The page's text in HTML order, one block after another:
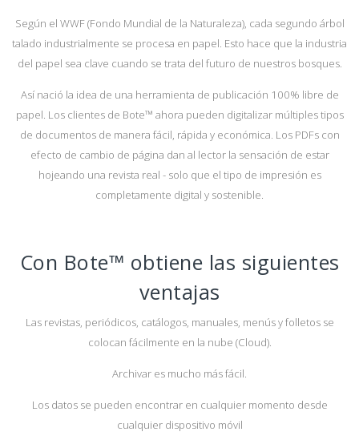
Según el WWF (Fondo Mundial de la Naturaleza), cada segundo árbol
talado industrialmente se procesa en papel. Esto hace que la industria
del papel sea clave cuando se trata del futuro de nuestros bosques.
Así nació la idea de una herramienta de publicación 100% libre de
papel. Los clientes de Bote™ ahora pueden digitalizar múltiples tipos
de documentos de manera fácil, rápida y económica. Los PDFs con
efecto de cambio de página dan al lector la sensación de estar
hojeando una revista real - solo que el tipo de impresión es
completamente digital y sostenible.
Con Bote™ obtiene las siguientes
ventajas
Las revistas, periódicos, catálogos, manuales, menús y folletos se
colocan fácilmente en la nube (Cloud).
Archivar es mucho más fácil.
Los datos se pueden encontrar en cualquier momento desde
cualquier dispositivo móvil